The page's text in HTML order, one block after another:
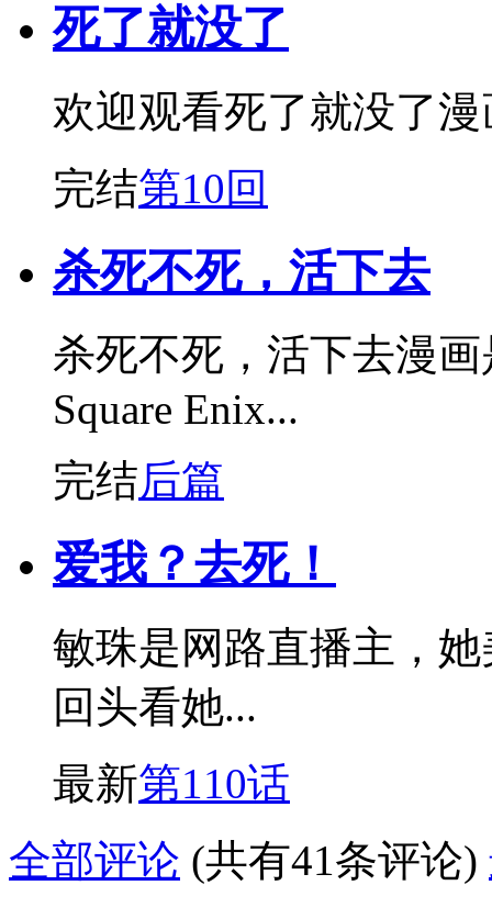
死了就没了
欢迎观看死了就没了漫
完结第10回
杀死不死，活下去
杀死不死，活下去漫
Square Enix...
完结后篇
爱我？去死！
敏珠是网路直播主，
回头看她...
最新第110话
全部评论 (共有41条评论)